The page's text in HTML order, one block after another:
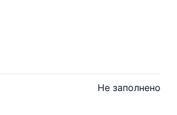
Не заполнено